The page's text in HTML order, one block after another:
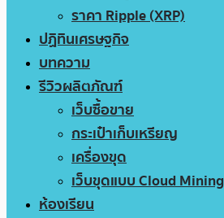
ราคา Ripple (XRP)
ปฏิทินเศรษฐกิจ
บทความ
รีวิวผลิตภัณฑ์
เว็บซื้อขาย
กระเป๋าเก็บเหรียญ
เครื่องขุด
เว็บขุดแบบ Cloud Mining
ห้องเรียน